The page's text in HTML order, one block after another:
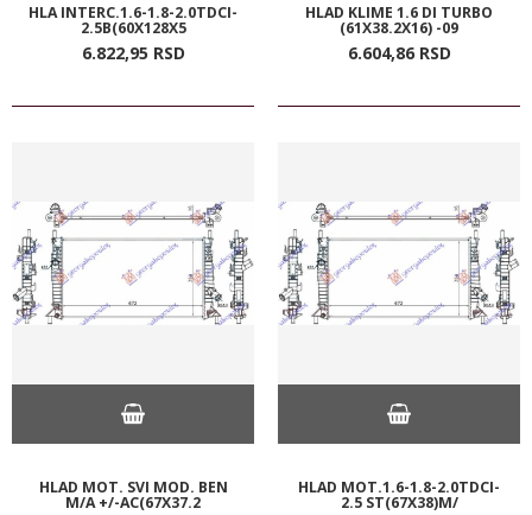
HLA INTERC.1.6-1.8-2.0TDCI-
2.5B(60X128X5
6.822,95 RSD
HLAD KLIME 1.6 DI TURBO
(61X38.2X16) -09
6.604,86 RSD
HLAD MOT. SVI MOD. BEN
M/A +/-AC(67X37.2
HLAD MOT.1.6-1.8-2.0TDCI-
2.5 ST(67X38)M/